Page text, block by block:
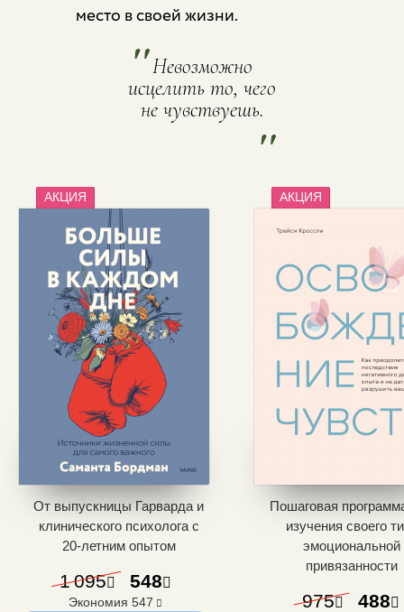
место в своей жизни.
Невозможно
исцелить то, чего
не чувствуешь.
"
"
АКЦИЯ
От выпускницы Гарварда и
клинического психолога с
20-летнимопытом
1 095 548
Экономия 547
АКЦИЯ
Пошаговая
изучения своего
эмоциональной
привязанности
975 488